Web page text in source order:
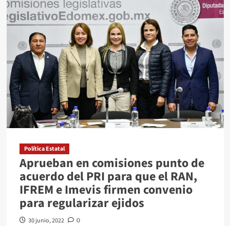
Política Estatal
Aprueban en comisiones punto de
acuerdo del PRI para que el RAN,
IFREM e Imevis firmen convenio
para regularizar ejidos
30 junio, 2022 0